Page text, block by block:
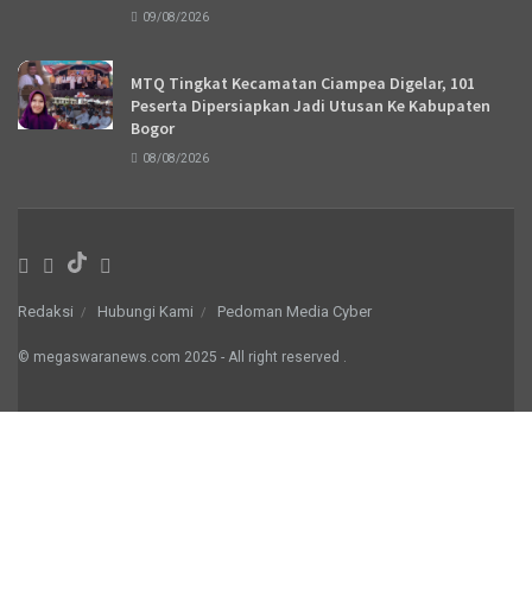
09/08/2026
MTQ Tingkat Kecamatan Ciampea Digelar, 101
Peserta Dipersiapkan Jadi Utusan Ke Kabupaten
Bogor
08/08/2026
Redaksi Hubungi Kami Pedoman Media Cyber
© megaswaranews.com 2025 - All right reserved .